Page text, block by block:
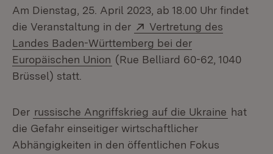
Am Dienstag, 25. April 2023, ab 18.00 Uhr findet
die Veranstaltung in der
Extern:
Vertretung des
Landes Baden-Württemberg bei der
Europäischen Union (Öffnet in neuem Fenster)
(Rue Belliard 60-62, 1040
Brüssel) statt.
Der russische Angriffskrieg auf die Ukraine hat
die Gefahr einseitiger wirtschaftlicher
Abhängigkeiten in den öffentlichen Fokus